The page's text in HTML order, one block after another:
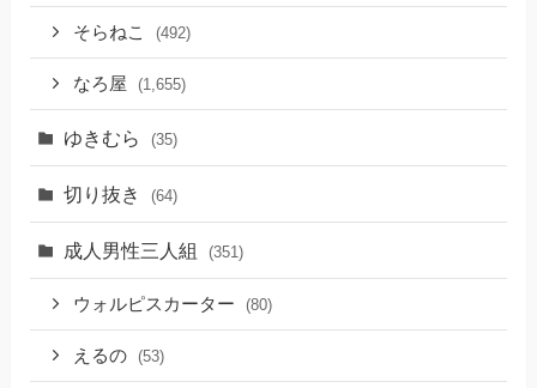
そらねこ (492)
なろ屋 (1,655)
ゆきむら (35)
切り抜き (64)
成人男性三人組 (351)
ウォルピスカーター (80)
えるの (53)